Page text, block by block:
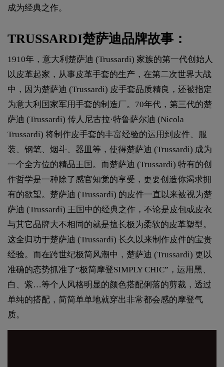
成为经典之作。
TRUSSARDI楚萨迪品牌故事：
1910年，意大利楚萨迪 (Trussardi) 家族的第一代创始人
以皮革起家，从事皮革手套的生产，在第二次世界大战
中，因为楚萨迪 (Trussardi) 皮手套品质精良，还被指定
为意大利国家军用手套的制造厂。70年代，第三代的楚
萨迪 (Trussardi) 传人尼古拉·特鲁萨尔迪 (Nicola
Trussardi) 将制作皮手套的丰富经验的运用到皮件、服
装、钢笔、烟斗、器皿等，使得楚萨迪 (Trussardi) 成为
一个全方位的精品王国。而楚萨迪 (Trussardi) 特有的创
作哲学是一种除了感官知觉的享受，更要创造你渴求拥
有的欲望。楚萨迪 (Trussardi) 的皮件一直以来被视为楚
萨迪 (Trussardi) 王国中的经典之作，不论是皮包或皮衣
与其它品牌大不相同的就是擅长极为柔软的皮革塑型。
这全归功于楚萨迪 (Trussardi) 长久以来制作皮件的宝贵
经验。而在跨世纪极简风潮中，楚萨迪 (Trussardi) 更以
准确的态势抓准了“极简摩登SIMPLY CHIC”，运用黑、
白、紫…等个人风格明显的颜色搭配俐落的剪裁，透过
单纯的搭配，简简单单地就穿出非常都会感的摩登气
质。